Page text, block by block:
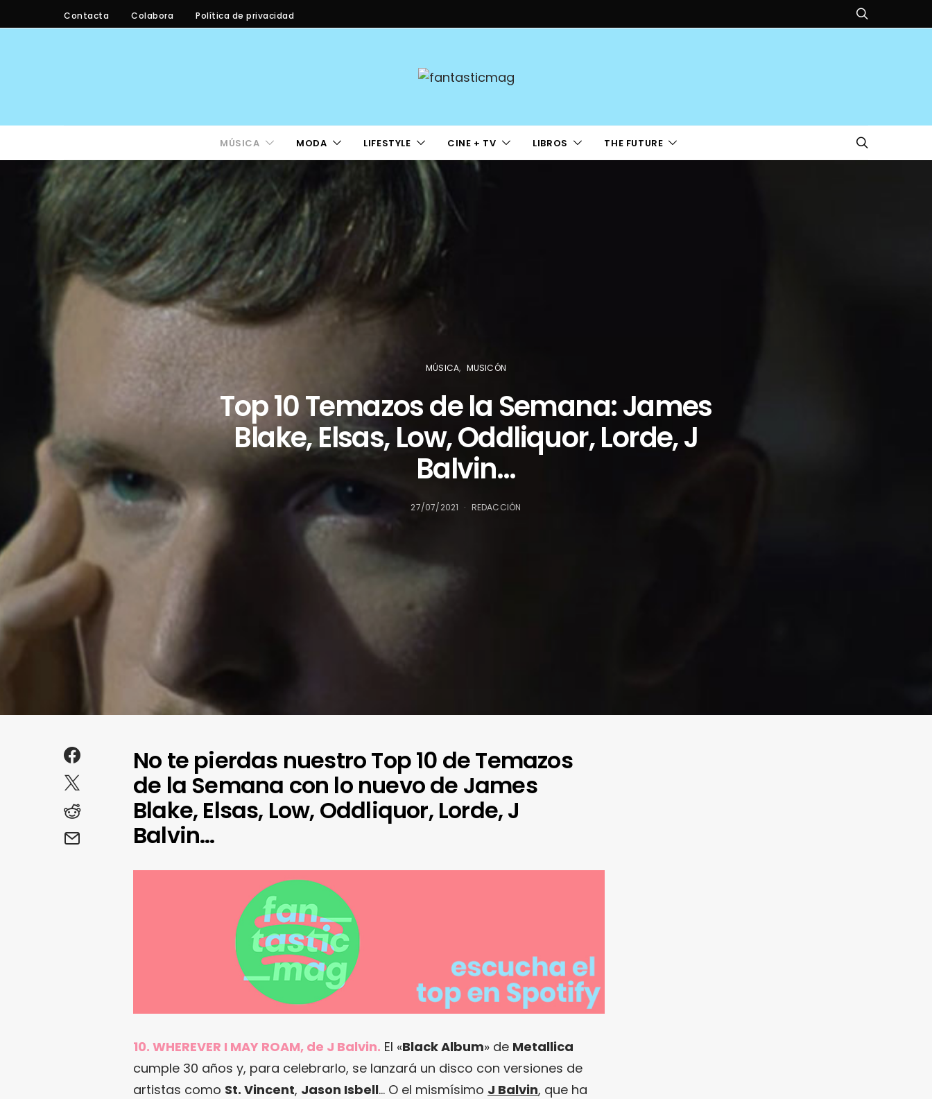
Contacta Colabora Política de privacidad
MÚSICA MODA LIFESTYLE CINE + TV LIBROS THE FUTURE
MÚSICA MUSICÓN
Top 10 Temazos de la Semana: James
Blake, Elsas, Low, Oddliquor, Lorde, J
Balvin…
27/07/2021 REDACCIÓN
No te pierdas nuestro Top 10 de Temazos
de la Semana con lo nuevo de James
Blake, Elsas, Low, Oddliquor, Lorde, J
Balvin…
10. WHEREVER I MAY ROAM, de J Balvin. El «Black Album» de Metallica
cumple 30 años y, para celebrarlo, se lanzará un disco con versiones de
artistas como St. Vincent, Jason Isbell… O el mismísimo J Balvin, que ha